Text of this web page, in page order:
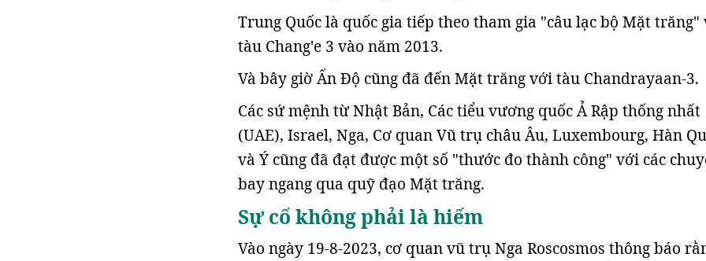
Trung Quốc là quốc gia tiếp theo tham gia "câu lạc bộ Mặt trăng"
tàu Chang'e 3 vào năm 2013.
Và bây giờ Ấn Độ cũng đã đến Mặt trăng với tàu Chandrayaan-3.
Các sứ mệnh từ Nhật Bản, Các tiểu vương quốc Ả Rập thống nhất
(UAE), Israel, Nga, Cơ quan Vũ trụ châu Âu, Luxembourg, Hàn
và Ý cũng đã đạt được một số "thước đo thành công" với các
bay ngang qua quỹ đạo Mặt trăng.
Sự cố không phải là hiếm
Vào ngày 19-8-2023, cơ quan vũ trụ Nga Roscosmos thông báo